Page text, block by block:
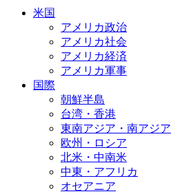
米国
アメリカ政治
アメリカ社会
アメリカ経済
アメリカ軍事
国際
朝鮮半島
台湾・香港
東南アジア・南アジア
欧州・ロシア
北米・中南米
中東・アフリカ
オセアニア